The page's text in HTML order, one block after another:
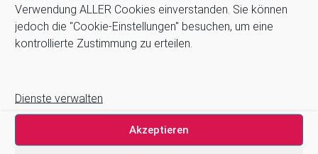
Verwendung ALLER Cookies einverstanden. Sie können
jedoch die "Cookie-Einstellungen" besuchen, um eine
kontrollierte Zustimmung zu erteilen.
Dienste verwalten
Akzeptieren
Impressum
Kontakt
Newsletter
Cookie-Richtlinie (EU)